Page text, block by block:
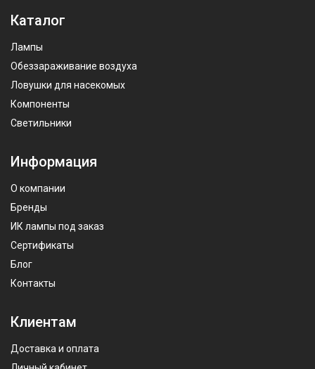
Каталог
Лампы
Обеззараживание воздуха
Ловушки для насекомых
Компоненты
Светильники
Информация
О компании
Бренды
ИК лампы под заказ
Сертификаты
Блог
Контакты
Клиентам
Доставка и оплата